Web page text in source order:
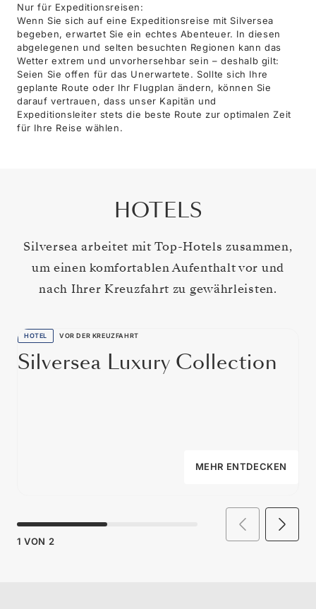
Nur für Expeditionsreisen:
Wenn Sie sich auf eine Expeditionsreise mit Silversea
begeben, erwartet Sie ein echtes Abenteuer. In diesen
abgelegenen und selten besuchten Regionen kann das
Wetter extrem und unvorhersehbar sein – deshalb gilt:
Seien Sie offen für das Unerwartete. Sollte sich Ihre
geplante Route oder Ihr Flugplan ändern, können Sie
darauf vertrauen, dass unser Kapitän und
Expeditionsleiter stets die beste Route zur optimalen Zeit
für Ihre Reise wählen.
HOTELS
Silversea arbeitet mit Top-Hotels zusammen,
um einen komfortablen Aufenthalt vor und
nach Ihrer Kreuzfahrt zu gewährleisten.
HOTEL VOR DER KREUZFAHRT
Silversea Luxury Collection
MEHR ENTDECKEN
1 VON 2